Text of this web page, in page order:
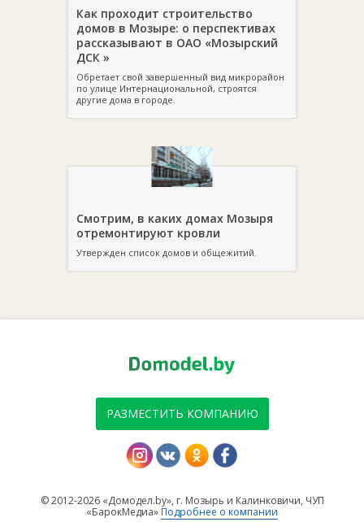
Как проходит строительство
домов в Мозыре: о перспективах
рассказывают в ОАО «Мозырский
ДСК »
Обретает свой завершенный вид микрорайон
по улице Интернациональной, строятся
другие дома в городе.
Смотрим, в каких домах Мозыря
отремонтируют кровли
Утвержден список домов и общежитий.
РАЗМЕСТИТЬ КОМПАНИЮ
© 2012-2026 «Домодел.by», г. Мозырь и Калинковичи, ЧУП
«БарокМедиа» Подробнее о компании